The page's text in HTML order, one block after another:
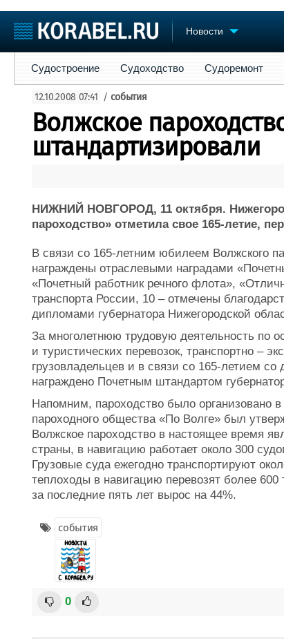
Новости
Судостроение
Пульс
Новости
Репутация
Журнал
Реклама
Торговая площадка
Доска объявлений
Продажа флота
Оборудование
Изделия
Судостроение Судоходство Судоремонт
12.10.2008 07:41 / события
Волжское
штандартизировали
НИЖНИЙ НОВГОРОД, 11 октября.
пароходство» отметила свое 165-летие,
В связи со 165-летним юбилеем Волжского
награждены отраслевыми наградами
«Почетный работник речного флота»,
транспорта России, 10 – отмечены
дипломами губернатора Нижегородской
За многолетнюю трудовую деятельность по
и туристических перевозок, транспортно –
грузовладельцев и в связи со 165-летием
награждено Почетным штандартом
Напомним, пароходство было организовано в
пароходного общества «По Волге» был
Волжское пароходство в настоящее время
страны, в навигацию работает около 300
Грузовые суда ежегодно транспортируют
теплоходы в навигацию перевозят более
за последние пять лет вырос на 44%.
события
0